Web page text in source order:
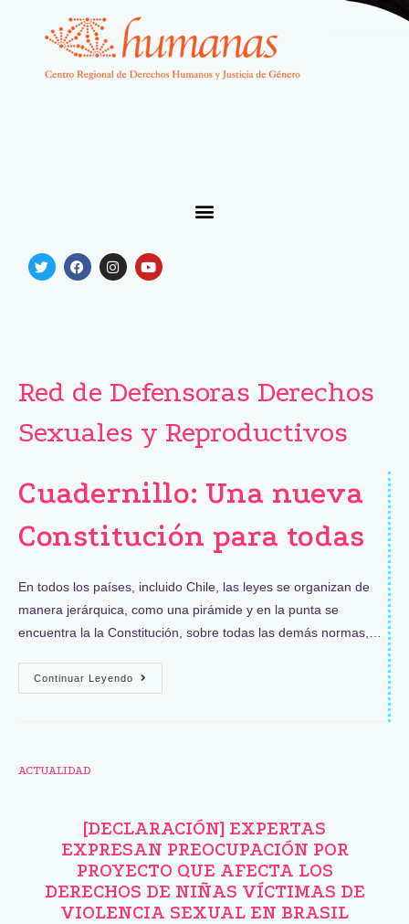
Red de Defensoras Derechos
Sexuales y Reproductivos
Cuadernillo: Una nueva
Constitución para todas
En todos los países, incluido Chile, las leyes se organizan de
manera jerárquica, como una pirámide y en la punta se
encuentra la la Constitución, sobre todas las demás normas,…
Continuar Leyendo
ACTUALIDAD
[DECLARACIÓN] EXPERTAS
EXPRESAN PREOCUPACIÓN POR
PROYECTO QUE AFECTA LOS
DERECHOS DE NIÑAS VÍCTIMAS DE
VIOLENCIA SEXUAL EN BRASIL